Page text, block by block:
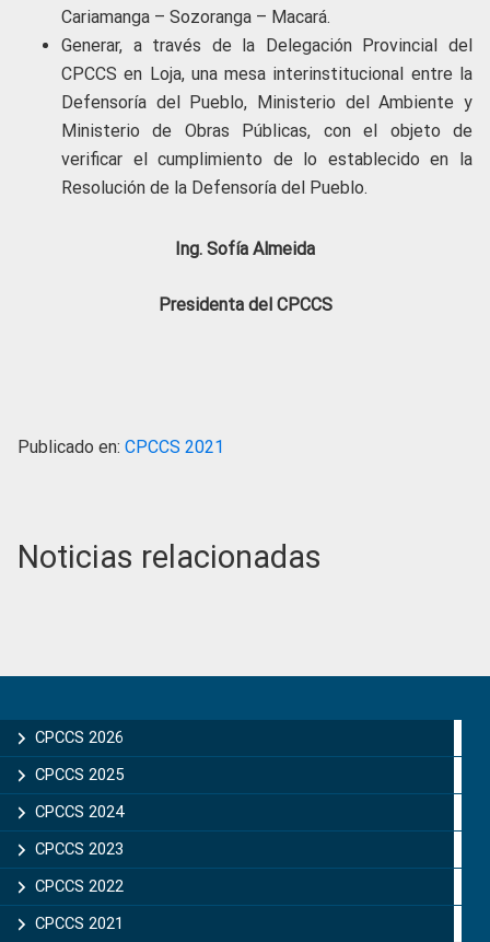
Cariamanga – Sozoranga – Macará.
Generar, a través de la Delegación Provincial del
CPCCS en Loja, una mesa interinstitucional entre la
Defensoría del Pueblo, Ministerio del Ambiente y
Ministerio de Obras Públicas, con el objeto de
verificar el cumplimiento de lo establecido en la
Resolución de la Defensoría del Pueblo.
Ing. Sofía Almeida
Presidenta del CPCCS
Publicado en: CPCCS 2021
Noticias relacionadas
Sidebar
CPCCS 2026
CPCCS 2025
CPCCS 2024
CPCCS 2023
CPCCS 2022
CPCCS 2021